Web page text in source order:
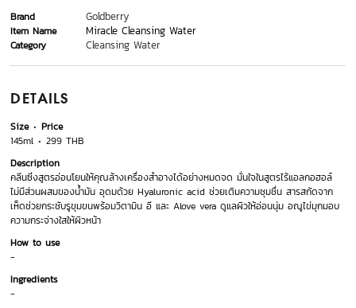
Brand Goldberry
Item Name Miracle Cleansing Water
Category Cleansing Water
DETAILS
Size
Price
145ml
299 THB
Description
คลีนซิ่งสูตรอ่อนโยนให้คุณล้างเครื่องสำอางได้อย่างหมดจด มั่นใจในสูตรไร้แอลกอฮอล์
ไม่มีส่วนผสมของน้ำมัน อุดมด้วย Hyaluronic acid ช่วยเติมความชุมชื่น สารสกัดจาก
เห็ดช่วยกระชับรูขุมขนพร้อมวิตามิน อี และ Alove vera ดูแลผิวให้อ่อนนุ่ม อณูไข่มุกมอบ
ความกระจ่างใสให้ผิวหน้า
How to use
-
Ingredients
-